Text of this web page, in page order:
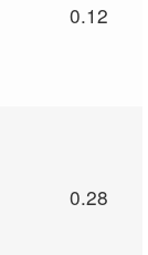
0.12
0.28